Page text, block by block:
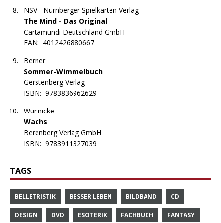
NSV - Nürnberger Spielkarten Verlag
The Mind - Das Original
Cartamundi Deutschland GmbH
EAN: 4012426880667
Berner
Sommer-Wimmelbuch
Gerstenberg Verlag
ISBN: 9783836962629
Wunnicke
Wachs
Berenberg Verlag GmbH
ISBN: 9783911327039
TAGS
BELLETRISTIK BESSER LEBEN BILDBAND CD
DESIGN DVD ESOTERIK FACHBUCH FANTASY